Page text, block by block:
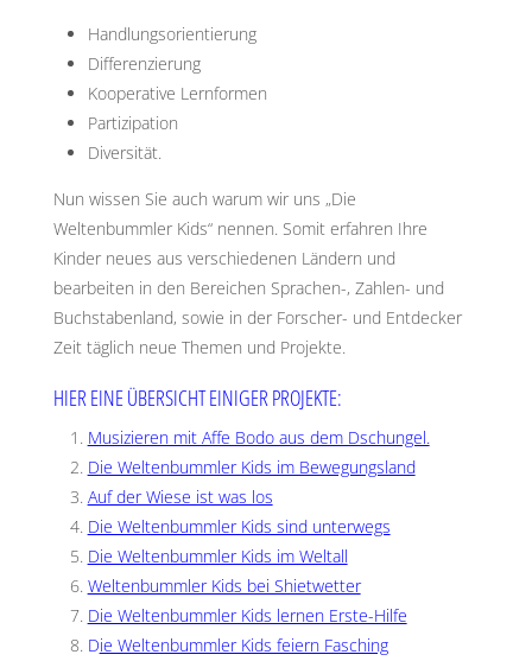
Handlungsorientierung
Differenzierung
Kooperative Lernformen
Partizipation
Diversität.
Nun wissen Sie auch warum wir uns „Die
Weltenbummler Kids“ nennen. Somit erfahren Ihre
Kinder neues aus verschiedenen Ländern und
bearbeiten in den Bereichen Sprachen-, Zahlen- und
Buchstabenland, sowie in der Forscher- und Entdecker
Zeit täglich neue Themen und Projekte.
HIER EINE ÜBERSICHT EINIGER PROJEKTE:
Musizieren mit Affe Bodo aus dem Dschungel.
Die Weltenbummler Kids im Bewegungsland
Auf der Wiese ist was los
Die Weltenbummler Kids sind unterwegs
Die Weltenbummler Kids im Weltall
Weltenbummler Kids bei Shietwetter
Die Weltenbummler Kids lernen Erste-Hilfe
Die Weltenbummler Kids feiern Fasching